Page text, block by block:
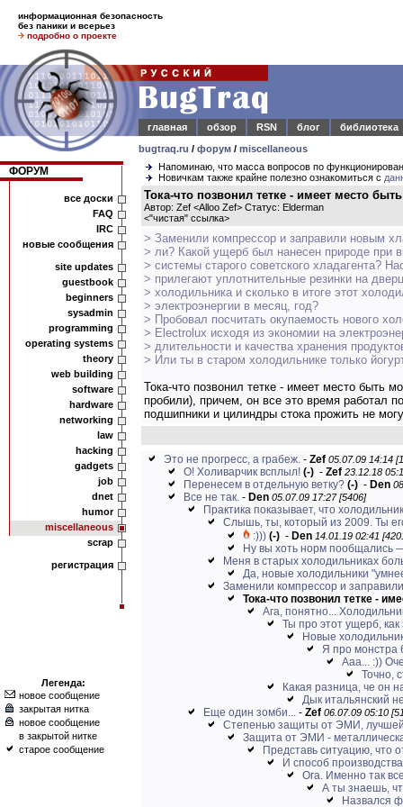
информационная безопасность
без паники и всерьез
подробно о проекте
главная
обзор RSN блог библиотека
bugtraq.ru / форум / miscellaneous
ФОРУМ
все доски
FAQ
IRC
новые сообщения
site updates
guestbook
beginners
sysadmin
programming
operating systems
theory
web building
software
hardware
networking
law
hacking
gadgets
job
dnet
humor
miscellaneous
scrap
регистрация
Легенда:
новое сообщение
закрытая нитка
новое сообщение
в закрытой нитке
старое сообщение
Напоминаю, что масса вопросов по
Новичкам также крайне полезно ознакомиться с
Тока-что позвонил тетке - имеет место
Автор: Zef <Alloo Zef> Статус: Elderman
<"чистая" ссылка>
> Заменили компрессор и заправили новым
> ли? Какой ущерб был нанесен природе при
> системы старого советского хладагента?
> прилегают уплотнительные резинки на
> холодильника и сколько в итоге этот
> электроэнергии в месяц, год?
> Пробовал посчитать окупаемость нового
> Electrolux исходя из экономии на
> длительности и качества хранения
> Или ты в старом холодильнике только
Тока-что позвонил тетке - имеет место быть
пробили), причем, он все это время работал
подшипники и цилиндры стока прожить не
Это не прогресс, а грабеж. - Zef 05.07.09 14:14
О! Холиварчик всплыл! (-) - Zef 23.12.18
Перенесем в отдельную ветку? (-) - Den
Все не так. - Den 05.07.09 17:27 [5406]
Практика показывает, что
Слышь, ты, который из 2009. Ты
:))) (-) - Den 14.01.19 02:41
Ну вы хоть норм пообщались
Меня в старых холодильниках
Да, новые холодильники
Заменили компрессор и
Тока-что позвонил тетке -
Ага, понятно...
Ты про этот ущерб,
Новые
Я про монстра
Ааа... :))
Точно,
Какая разница, че он
Дык итальянский
Еще один зомби... - Zef 06.07.09 05:10
Степенью защиты от ЭМИ, лучшей
Защита от ЭМИ -
Представь ситуацию, что
И способ
Ога. Именно так
А ты знаешь,
Назвался